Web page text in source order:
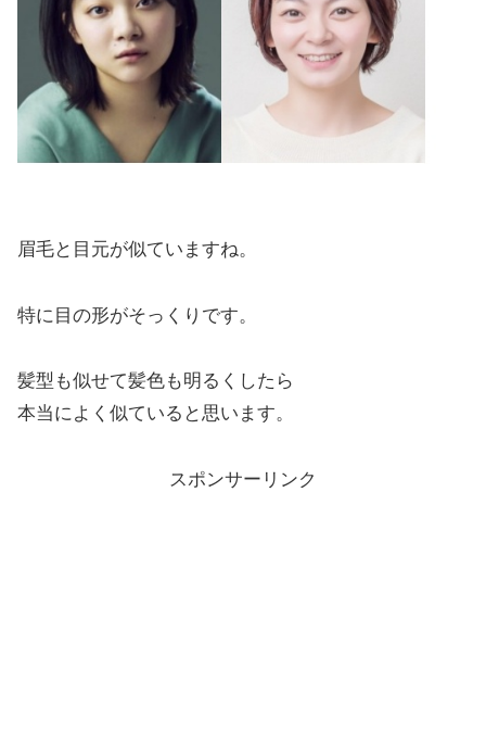
眉毛と目元が似ていますね。
特に目の形がそっくりです。
髪型も似せて髪色も明るくしたら
本当によく似ていると思います。
スポンサーリンク